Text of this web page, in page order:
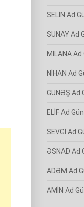
SELİN Ad
SUNAY Ad
MİLANA
NİHAN Ad
GÜNƏŞ Ad
ELİF Ad
SEVGİ Ad
ƏSNAD Ad
ADƏM Ad
AMİN Ad